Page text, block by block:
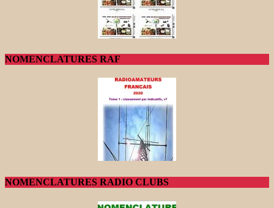
NOMENCLATURES RAF
NOMENCLATURES RADIO CLUBS